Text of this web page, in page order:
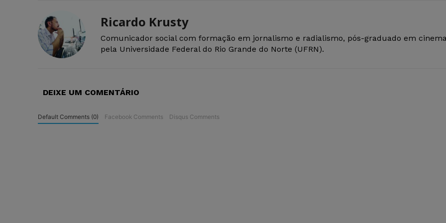
Ricardo Krusty
Comunicador social com formação em jornalismo e radialismo, pós-graduado em
pela Universidade Federal do Rio Grande do Norte (UFRN).
DEIXE UM COMENTÁRIO
Default Comments (0) Facebook Comments Disqus Comments